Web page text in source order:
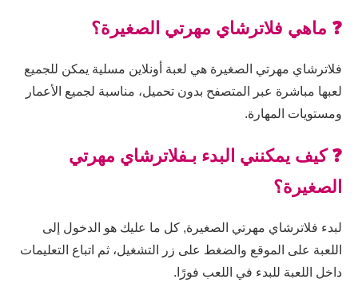
❓ ماهي فلاترشاي مهرتي الصغيرة؟
فلاترشاي مهرتي الصغيرة هي لعبة أونلاين مسلية يمكن للجميع
لعبها مباشرة عبر المتصفح بدون تحميل، مناسبة لجميع الأعمار
ومستويات المهارة.
❓ كيف يمكنني البدء بـفلاترشاي مهرتي
الصغيرة؟
لبدء فلاترشاي مهرتي الصغيرة, كل ما عليك هو الدخول إلى
اللعبة على الموقع والضغط على زر التشغيل، ثم اتباع التعليمات
داخل اللعبة للبدء في اللعب فورًا.